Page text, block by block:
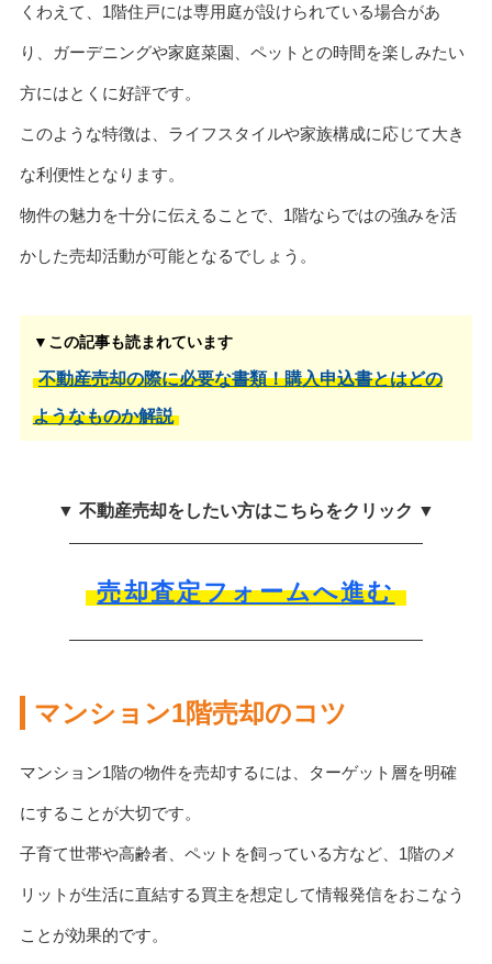
くわえて、1階住戸には専用庭が設けられている場合があ
り、ガーデニングや家庭菜園、ペットとの時間を楽しみたい
方にはとくに好評です。
このような特徴は、ライフスタイルや家族構成に応じて大き
な利便性となります。
物件の魅力を十分に伝えることで、1階ならではの強みを活
かした売却活動が可能となるでしょう。
▼この記事も読まれています
不動産売却の際に必要な書類！購入申込書とはどの
ようなものか解説
▼ 不動産売却をしたい方はこちらをクリック ▼
売却査定フォームへ進む
マンション1階売却のコツ
マンション1階の物件を売却するには、ターゲット層を明確
にすることが大切です。
子育て世帯や高齢者、ペットを飼っている方など、1階のメ
リットが生活に直結する買主を想定して情報発信をおこなう
ことが効果的です。